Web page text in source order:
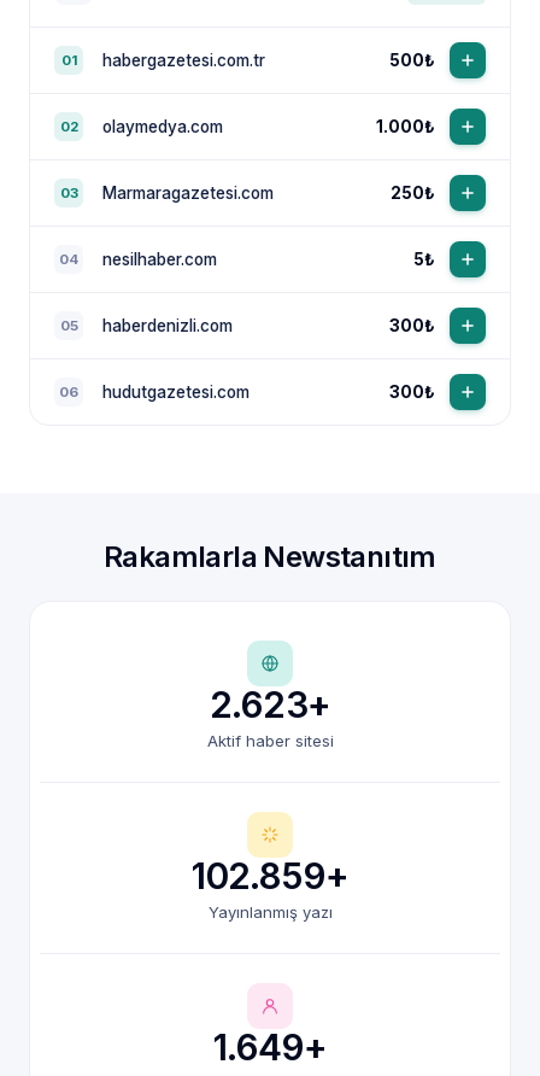
01 habergazetesi.com.tr 500₺
02 olaymedya.com 1.000₺
03 Marmaragazetesi.com 250₺
04 nesilhaber.com 5₺
05 haberdenizli.com 300₺
06 hudutgazetesi.com 300₺
Rakamlarla Newstanıtım
2.623+
Aktif haber sitesi
102.859+
Yayınlanmış yazı
1.649+